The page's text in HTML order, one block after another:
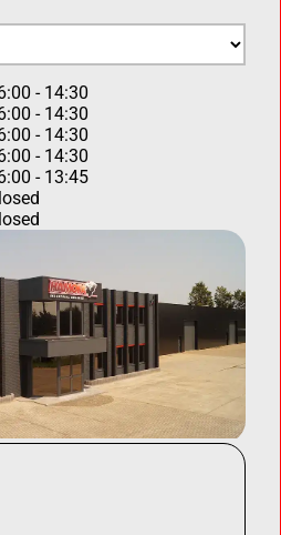
- 14:30
- 14:30
- 14:30
- 14:30
- 13:45